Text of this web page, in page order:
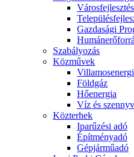
Városfejlesztés
Gazdasági
Szabályozás
Közművek
Földgáz
Hőenergia
Víz és
Közterhek
Iparűzési adó
Építményadó
Gépjárműadó